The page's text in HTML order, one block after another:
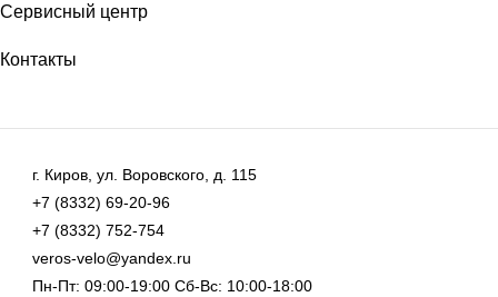
Сервисный центр
Контакты
г. Киров, ул. Воровского, д. 115
+7 (8332) 69-20-96
+7 (8332) 752-754
veros-velo@yandex.ru
Пн-Пт: 09:00-19:00 Сб-Вс: 10:00-18:00